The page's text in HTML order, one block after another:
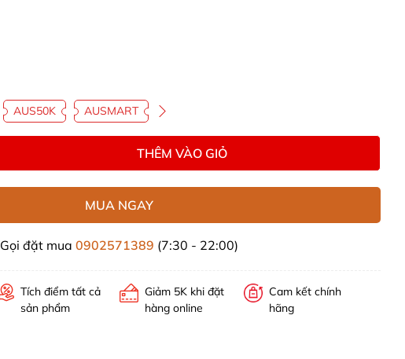
AUS50K AUSMART
THÊM VÀO GIỎ
MUA NGAY
Gọi đặt mua0902571389 (7:30 - 22:00)
Tích điểm tất cả
sản phẩm
Giảm 5K khi đặt
hàng online
Cam kết chính
hãng